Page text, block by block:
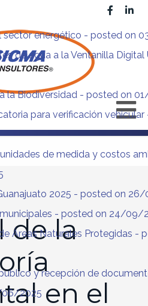
sector energético - posted on
de agua a la Ventanilla Digital
la Biodiversidad - posted on
para verificación vehicular
de medida y costos
2025 - posted on
- posted on 24/09/
Áreas Naturales Protegidas -
y recepción de
2025
de la
en el